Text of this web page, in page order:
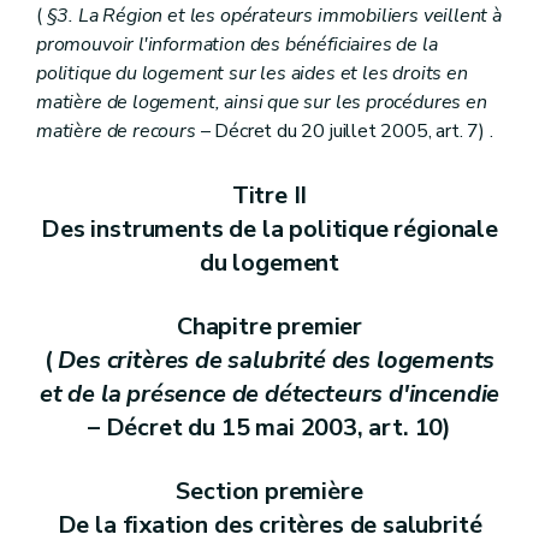
( §3. La Région et les opérateurs immobiliers veillent à
promouvoir l'information des bénéficiaires de la
politique du logement sur les aides et les droits en
matière de logement, ainsi que sur les procédures en
matière de recours – Décret du 20 juillet 2005, art. 7) .
Titre II
Des instruments de la politique régionale
du logement
Chapitre premier
(Des critères de salubrité des logements
et de la présence de détecteurs d'incendie
– Décret du 15 mai 2003, art. 10)
Section première
De la fixation des critères de salubrité